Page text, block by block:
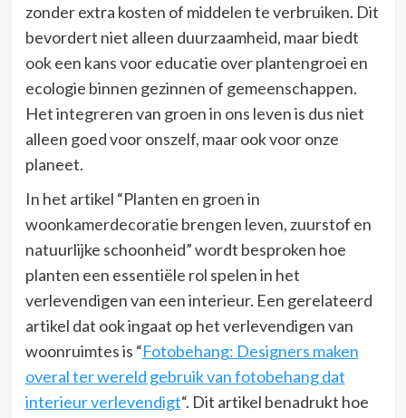
zonder extra kosten of middelen te verbruiken. Dit
bevordert niet alleen duurzaamheid, maar biedt
ook een kans voor educatie over plantengroei en
ecologie binnen gezinnen of gemeenschappen.
Het integreren van groen in ons leven is dus niet
alleen goed voor onszelf, maar ook voor onze
planeet.
In het artikel “Planten en groen in
woonkamerdecoratie brengen leven, zuurstof en
natuurlijke schoonheid” wordt besproken hoe
planten een essentiële rol spelen in het
verlevendigen van een interieur. Een gerelateerd
artikel dat ook ingaat op het verlevendigen van
woonruimtes is “Fotobehang: Designers maken
overal ter wereld gebruik van fotobehang dat
interieur verlevendigt“. Dit artikel benadrukt hoe